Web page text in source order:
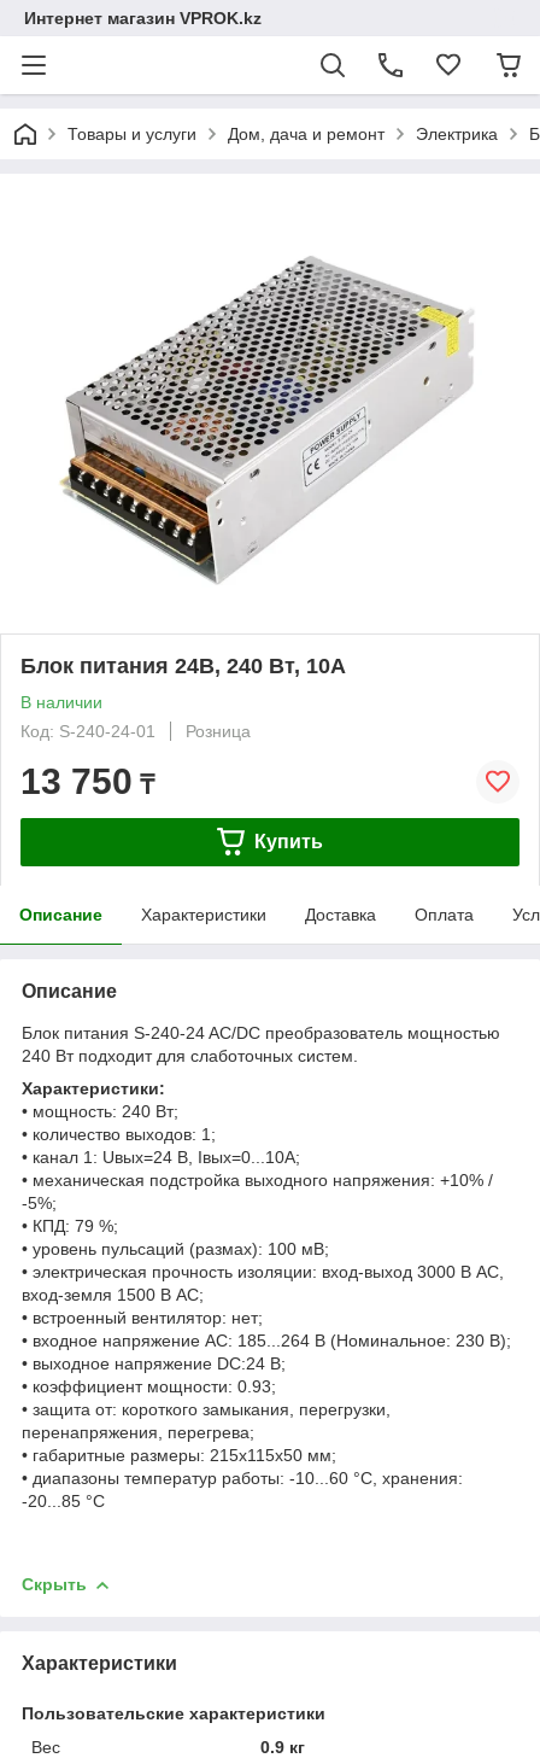
Интернет магазин VPROK.kz
Товары и услуги Дом, дача и ремонт Электрика
Блок питания 24В, 240 Вт, 10A
В наличии
Код: S-240-24-01
Розница
13 750 ₸
Купить
Описание Характеристики Доставка Оплата
Описание
Блок питания S-240-24 AC/DC преобразователь мощностью
240 Вт подходит для слаботочных систем.
Характеристики:
• мощность: 240 Вт;
• количество выходов: 1;
• канал 1: Uвых=24 В, Iвых=0...10А;
• механическая подстройка выходного напряжения: +10% /
-5%;
• КПД: 79 %;
• уровень пульсаций (размах): 100 мВ;
• электрическая прочность изоляции: вход-выход 3000 В AC,
вход-земля 1500 В AC;
• встроенный вентилятор: нет;
• входное напряжение AC: 185...264 В (Номинальное: 230 В);
• выходное напряжение DC:24 В;
• коэффициент мощности: 0.93;
• защита от: короткого замыкания, перегрузки,
перенапряжения, перегрева;
• габаритные размеры: 215x115x50 мм;
• диапазоны температур работы: -10...60 °C, хранения:
-20...85 °C
Скрыть
Характеристики
Пользовательские характеристики
Вес
0.9 кг